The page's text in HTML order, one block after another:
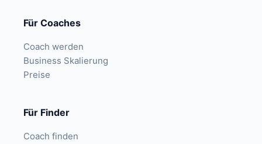
Für Coaches
Coach werden
Business Skalierung
Preise
Für Finder
Coach finden